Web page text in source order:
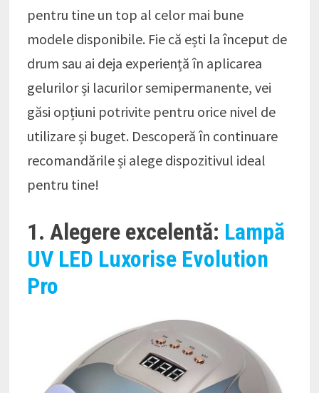
pentru tine un top al celor mai bune
modele disponibile. Fie că ești la început de
drum sau ai deja experiență în aplicarea
gelurilor și lacurilor semipermanente, vei
găsi opțiuni potrivite pentru orice nivel de
utilizare și buget. Descoperă în continuare
recomandările și alege dispozitivul ideal
pentru tine!
1. Alegere excelentă: Lampă
UV LED Luxorise Evolution
Pro